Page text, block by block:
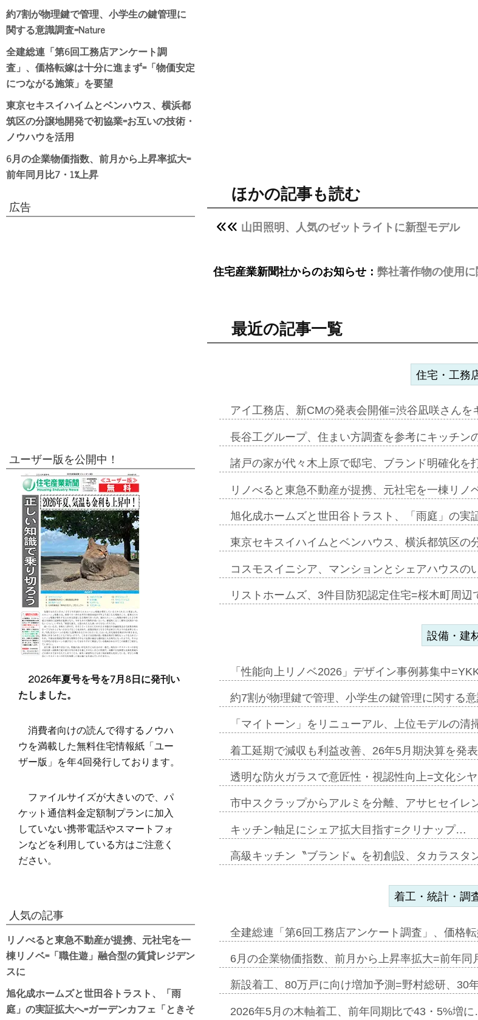
ほかの記事も読む
山田照明、人気のゼットライトに新型モデル
住宅産業新聞社からのお知らせ： 弊社著作物の使用
最近の記事一覧
住宅・工務
アイ工務店、新CMの発表会開催=渋谷凪咲さん
長谷工グループ、住まい方調査を参考にキッチ
諸戸の家が代々木上原で邸宅、ブランド明確化
リノべると東急不動産が提携、元社宅を一棟リ
旭化成ホームズと世田谷トラスト、「雨庭」の実
東京セキスイハイムとベンハウス、横浜都筑区
コスモスイニシア、マンションとシェアハウス
リストホームズ、3件目防犯認定住宅=桜木町周
設備・建
「性能向上リノベ2026」デザイン事例募集中
約7割が物理鍵で管理、小学生の鍵管理に関する
「マイトーン」をリニューアル、上位モデルの
着工延期で減収も利益改善、26年5月期決算を発
透明な防火ガラスで意匠性・視認性向上=文化シ
市中スクラップからアルミを分離、アサヒセイ
キッチン軸足にシェア拡大目指す=クリナップ…
高級キッチン〝ブランド〟を初創設、タカラス
着工・統計・調
全建総連「第6回工務店アンケート調査」、価格
6月の企業物価指数、前月から上昇率拡大=前年
新設着工、80万戸に向け増加予測=野村総研、30
2026年5月の木軸着工、前年同期比で43・5%増
約7割が物理鍵で管理、小学生の鍵管理に
関する意識調査=Nature
全建総連「第6回工務店アンケート調
査」、価格転嫁は十分に進まず=「物価安定
につながる施策」を要望
東京セキスイハイムとベンハウス、横浜都
筑区の分譲地開発で初協業=お互いの技術・
ノウハウを活用
6月の企業物価指数、前月から上昇率拡大=
前年同月比7・1%上昇
広告
ユーザー版を公開中！
2026年夏号を号を7月8日に発刊い
たしました。
消費者向けの読んで得するノウハ
ウを満載した無料住宅情報紙「ユー
ザー版」を年4回発行しております。
ファイルサイズが大きいので、パ
ケット通信料金定額制プランに加入
していない携帯電話やスマートフォ
ンなどを利用している方はご注意く
ださい。
人気の記事
リノべると東急不動産が提携、元社宅を一
棟リノベ=「職住遊」融合型の賃貸レジデン
スに
旭化成ホームズと世田谷トラスト、「雨
庭」の実証拡大へ=ガーデンカフェ「ときそ